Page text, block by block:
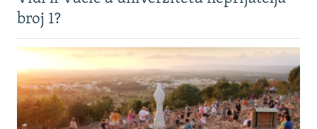
broj 1?